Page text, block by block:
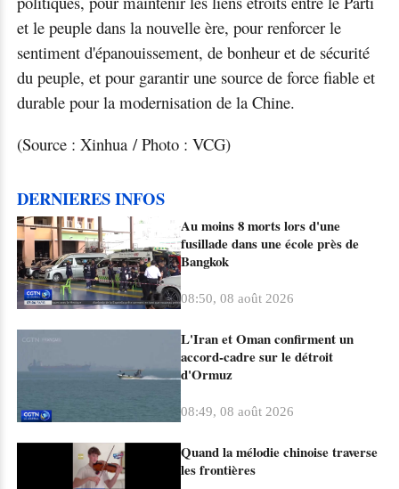
et le peuple dans la nouvelle ère, pour renforcer le
sentiment d'épanouissement, de bonheur et de sécurité
du peuple, et pour garantir une source de force fiable et
durable pour la modernisation de la Chine.
(Source : Xinhua / Photo : VCG)
DERNIERES INFOS
Au moins 8 morts lors d'une
fusillade dans une école près de
Bangkok
08:50, 08 août 2026
L'Iran et Oman confirment un
accord-cadre sur le détroit
d'Ormuz
08:49, 08 août 2026
Quand la mélodie chinoise traverse
les frontières